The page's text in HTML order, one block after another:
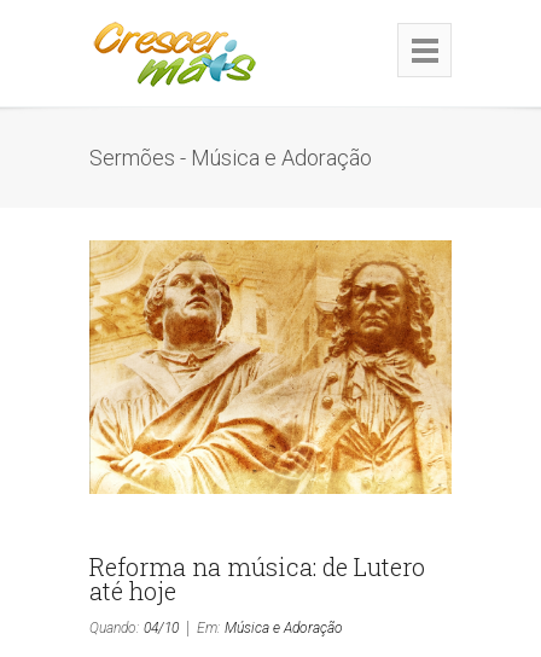
Sermões - Música e Adoração
Reforma na música: de Lutero
até hoje
Quando: 04/10 Em: Música e Adoração